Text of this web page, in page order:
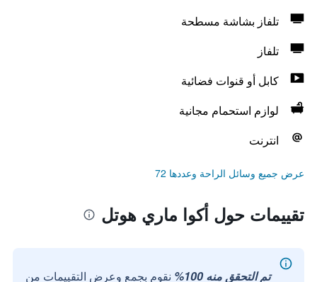
تلفاز بشاشة مسطحة
تلفاز
كابل أو قنوات فضائية
لوازم استحمام مجانية
انترنت
عرض جميع وسائل الراحة وعددها 72
تقييمات حول أكوا ماري هوتل
تم التحقق منه 100% نقوم بجمع وعرض التقييمات من